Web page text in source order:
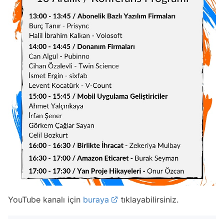
YouTube kanalı için buraya tıklayabilirsiniz.